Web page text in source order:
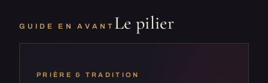
GUIDE EN AVANT Le pilier
PRIÈRE & TRADITION